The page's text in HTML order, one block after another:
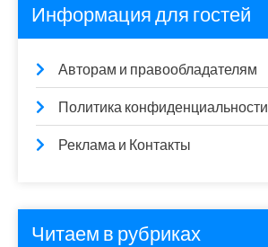
Информация для гостей
Авторам и правообладателям
Политика конфиденциальности
Реклама и Контакты
Читаем в рубриках